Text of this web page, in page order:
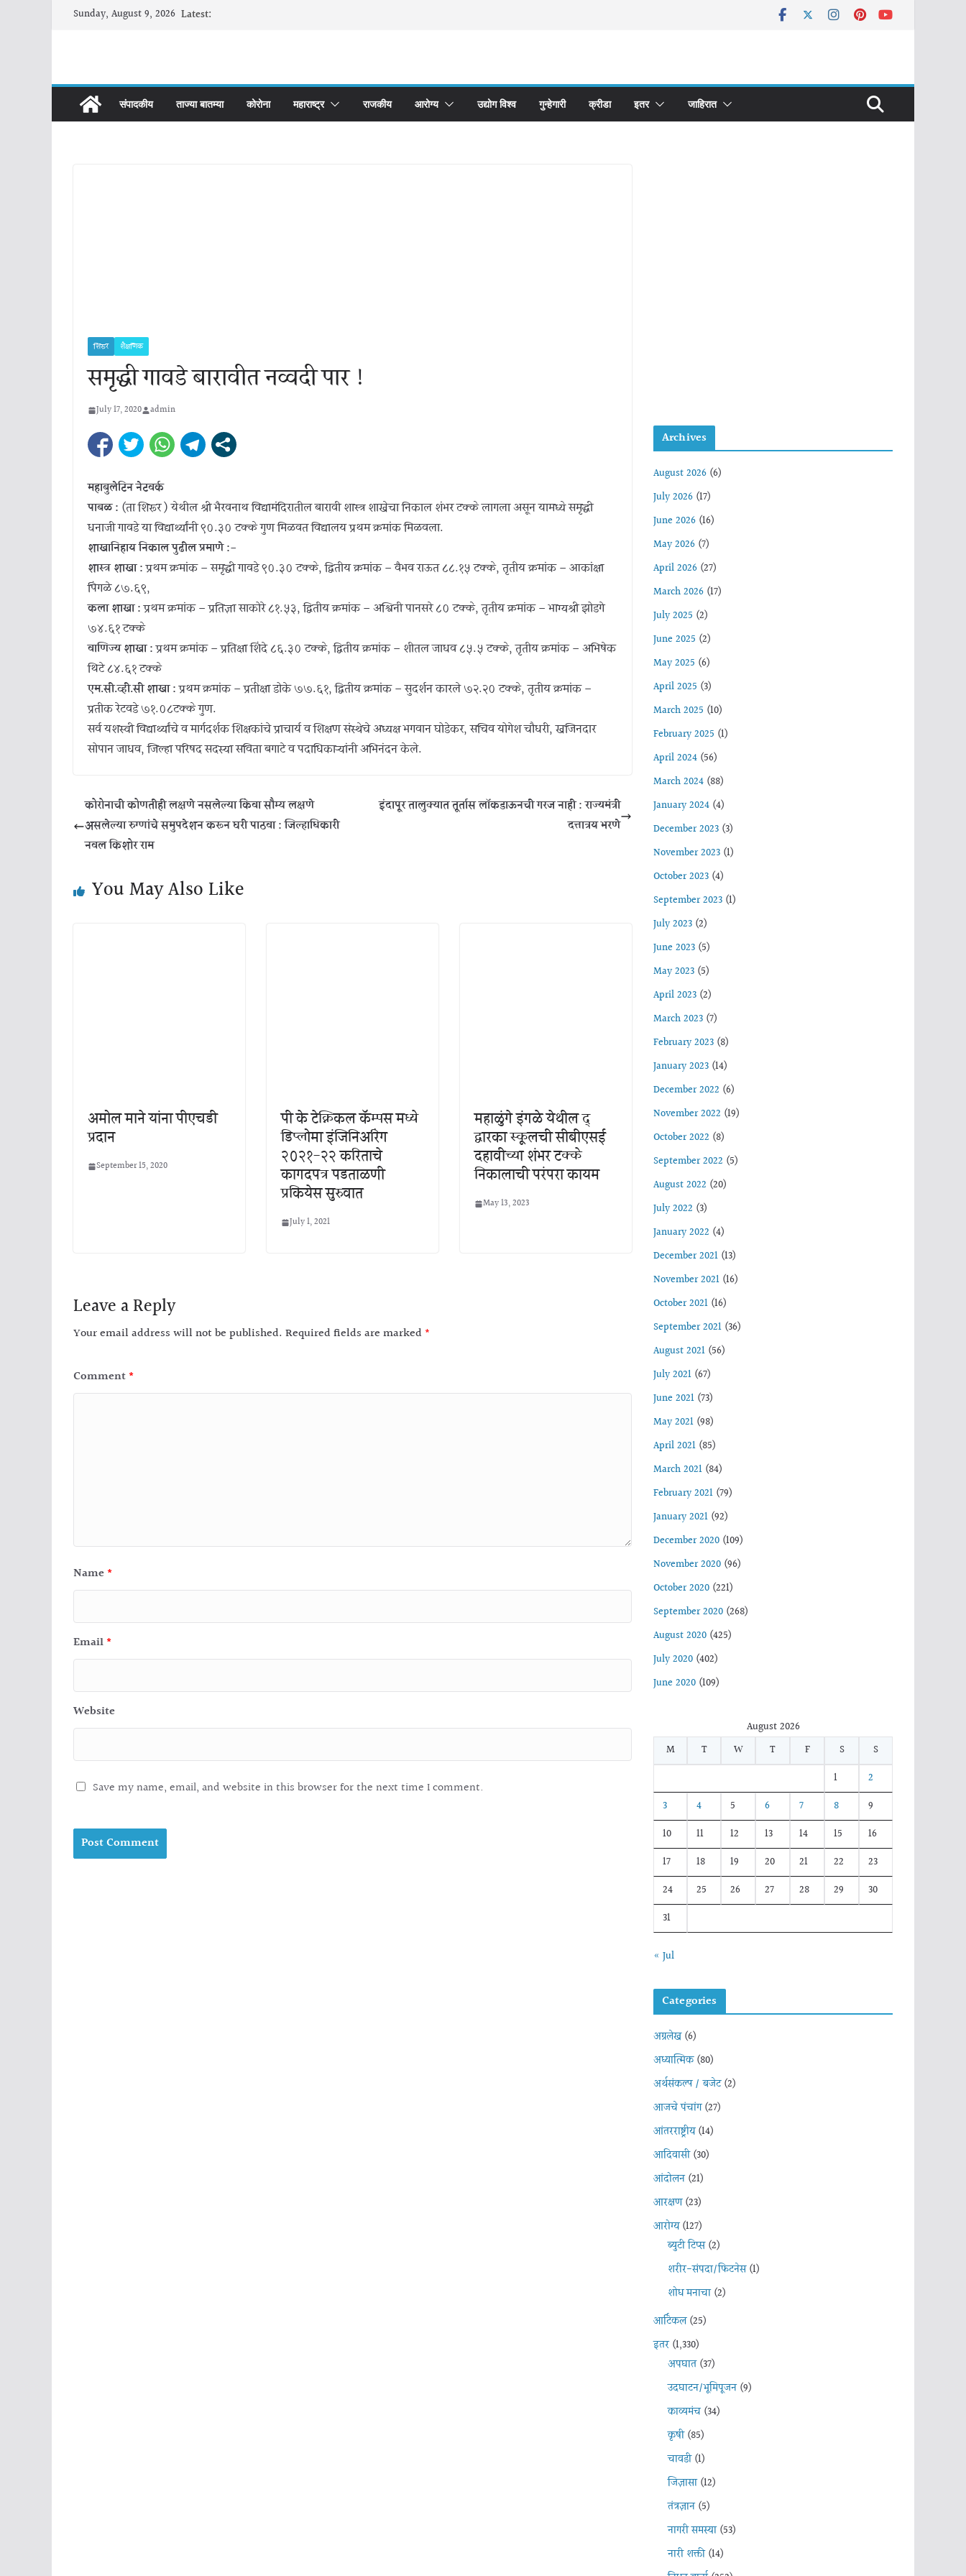
Sunday, August 9, 2026 Latest:
संपादकीय ताज्या बातम्या कोरोना महाराष्ट्र राजकीय आरोग्य उद्योग विश्व गुन्हेगारी क्रीडा इतर जाहिरात
शिरूर शैक्षणिक
समृद्धी गावडे बारावीत नव्वदी पार !
July 17, 2020 admin
महाबुलेटिन नेटवर्क
पाबळ : (ता शिरूर ) येथील श्री भैरवनाथ विद्यामंदिरातील बारावी शास्त्र शाखेचा निकाल शंभर टक्के लागला असून यामध्ये समृद्धी
धनाजी गावडे या विद्यार्थ्यांनी ९०.३० टक्के गुण मिळवत विद्यालय प्रथम क्रमांक मिळवला.
शाखानिहाय निकाल पुढील प्रमाणे :-
शास्त्र शाखा :प्रथम क्रमांक – समृद्धी गावडे ९०.३० टक्के, द्वितीय क्रमांक – वैभव राऊत ८८.१५ टक्के, तृतीय क्रमांक – आकांक्षा
पिंगळे ८७.६९,
कला शाखा :प्रथम क्रमांक – प्रतिज्ञा साकोरे ८१.५३, द्वितीय क्रमांक – अश्विनी पानसरे ८० टक्के, तृतीय क्रमांक – भाग्यश्री झोडगे
७४.६१ टक्के
वाणिज्य शाखा :प्रथम क्रमांक – प्रतिक्षा शिंदे ८६.३० टक्के, द्वितीय क्रमांक – शीतल जाधव ८५.५ टक्के, तृतीय क्रमांक – अभिषेक
थिटे ८४.६१ टक्के
एम.सी.व्ही.सी शाखा :प्रथम क्रमांक – प्रतीक्षा डोके ७७.६१, द्वितीय क्रमांक – सुदर्शन कारले ७२.२० टक्के, तृतीय क्रमांक –
प्रतीक रेटवडे ७१.०८टक्के गुण.
सर्व यशस्वी विद्यार्थ्यांचे व मार्गदर्शक शिक्षकांचे प्राचार्य व शिक्षण संस्थेचे अध्यक्ष भगवान घोडेकर, सचिव योगेश चौधरी, खजिनदार
सोपान जाधव, जिल्हा परिषद सदस्या सविता बगाटे व पदाधिकाऱ्यांनी अभिनंदन केले.
कोरोनाची कोणतीही लक्षणे नसलेल्या किंवा सौम्य लक्षणे
असलेल्या रुग्णांचे समुपदेशन करून घरी पाठवा : जिल्हाधिकारी
नवल किशोर राम
इंदापूर तालुक्यात तूर्तास लाॅकडाऊनची गरज नाही : राज्यमंत्री
दत्तात्रय भरणे
You May Also Like
अमोल माने यांना पीएचडी
प्रदान
September 15, 2020
पी के टेक्निकल कॅम्पस मध्ये
डिप्लोमा इंजिनिअरिंग
२०२१-२२ करिताचे
कागदपत्र पडताळणी
प्रकियेस सुरुवात
July 1, 2021
महाळुंगे इंगळे येथील द्
द्वारका स्कूलची सीबीएसई
दहावीच्या शंभर टक्के
निकालाची परंपरा कायम
May 13, 2023
Leave a Reply
Your email address will not be published. Required fields are marked *
Comment *
Name *
Email *
Website
Save my name, email, and website in this browser for the next time I comment.
Archives
August 2026 (6)
July 2026 (17)
June 2026 (16)
May 2026 (7)
April 2026 (27)
March 2026 (17)
July 2025 (2)
June 2025 (2)
May 2025 (6)
April 2025 (3)
March 2025 (10)
February 2025 (1)
April 2024 (56)
March 2024 (88)
January 2024 (4)
December 2023 (3)
November 2023 (1)
October 2023 (4)
September 2023 (1)
July 2023 (2)
June 2023 (5)
May 2023 (5)
April 2023 (2)
March 2023 (7)
February 2023 (8)
January 2023 (14)
December 2022 (6)
November 2022 (19)
October 2022 (8)
September 2022 (5)
August 2022 (20)
July 2022 (3)
January 2022 (4)
December 2021 (13)
November 2021 (16)
October 2021 (16)
September 2021 (36)
August 2021 (56)
July 2021 (67)
June 2021 (73)
May 2021 (98)
April 2021 (85)
March 2021 (84)
February 2021 (79)
January 2021 (92)
December 2020 (109)
November 2020 (96)
October 2020 (221)
September 2020 (268)
August 2020 (425)
July 2020 (402)
June 2020 (109)
August 2026
M
T W T F S
S
1
2
3
4 5 6 7 8
9
10
11 12 13 14 15
16
17
18 19 20 21 22
23
24
25 26 27 28 29
30
31
« Jul
Categories
अग्रलेख(6)
अध्यात्मिक(80)
अर्थसंकल्प / बजेट(2)
आजचे पंचांग(27)
आंतरराष्ट्रीय(14)
आदिवासी(30)
आंदोलन(21)
आरक्षण(23)
आरोग्य(127)
ब्युटी टिप्स(2)
शरीर-संपदा/फिटनेस(1)
शोध मनाचा(2)
आर्टिकल(25)
इतर(1,330)
अपघात(37)
उदघाटन/भूमिपूजन(9)
काव्यमंच(34)
कृषी(85)
चावडी(1)
जिज्ञासा(12)
तंत्रज्ञान(5)
नागरी समस्या(53)
नारी शक्ती(14)